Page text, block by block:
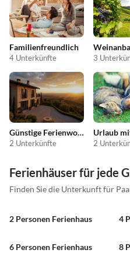
Familienfreundlich
4 Unterkünfte 3
Günstige Ferienwohnungen
2 Unterkünfte
Urlaub
2
Ferienhäuser für jede
Finden Sie die Unterkunft für
2 Personen Ferienhaus 4
6 Personen Ferienhaus 8